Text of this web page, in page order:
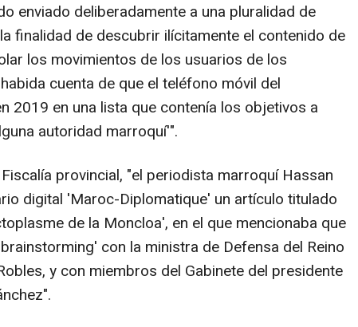
enviado deliberadamente a una pluralidad de
finalidad de descubrir ilícitamente el contenido de
los movimientos de los usuarios de los
cuenta de que el teléfono móvil del
2019 en una lista que contenía los objetivos a
autoridad marroquí'".
provincial, "el periodista marroquí Hassan
digital 'Maroc-Diplomatique' un artículo titulado
de la Moncloa', en el que mencionaba que
con la ministra de Defensa del Reino
y con miembros del Gabinete del presidente